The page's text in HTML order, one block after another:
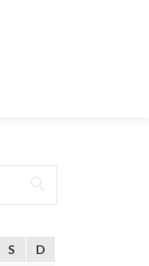
S
D